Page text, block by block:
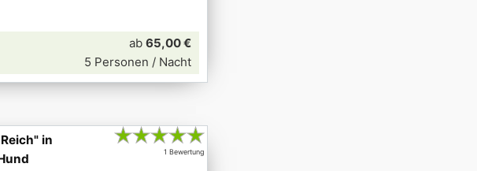
ab 65,00 €
5 Personen / Nacht
★★★★★
1 Bewertung
in